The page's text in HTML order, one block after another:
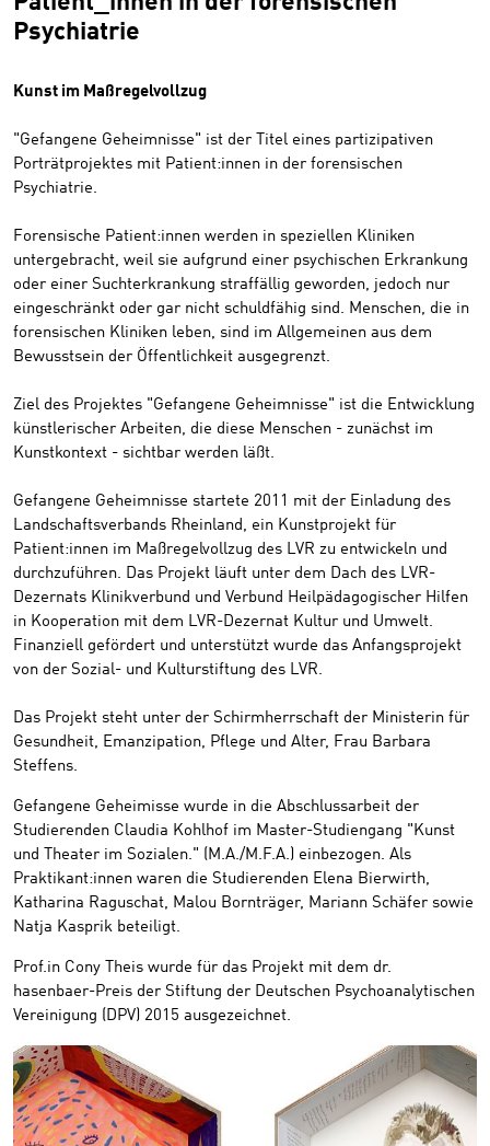
Psychiatrie
Kunst im Maßregelvollzug
"Gefangene Geheimnisse" ist der Titel eines partizipativen
Porträtprojektes mit Patient:innen in der forensischen
Psychiatrie.
Forensische Patient:innen werden in speziellen Kliniken
untergebracht, weil sie aufgrund einer psychischen Erkrankung
oder einer Suchterkrankung straffällig geworden, jedoch nur
eingeschränkt oder gar nicht schuldfähig sind. Menschen, die in
forensischen Kliniken leben, sind im Allgemeinen aus dem
Bewusstsein der Öffentlichkeit ausgegrenzt.
Ziel des Projektes "Gefangene Geheimnisse" ist die Entwicklung
künstlerischer Arbeiten, die diese Menschen - zunächst im
Kunstkontext - sichtbar werden läßt.
Gefangene Geheimnisse startete 2011 mit der Einladung des
Landschaftsverbands Rheinland, ein Kunstprojekt für
Patient:innen im Maßregelvollzug des LVR zu entwickeln und
durchzuführen. Das Projekt läuft unter dem Dach des LVR-
Dezernats Klinikverbund und Verbund Heilpädagogischer Hilfen
in Kooperation mit dem LVR-Dezernat Kultur und Umwelt.
Finanziell gefördert und unterstützt wurde das Anfangsprojekt
von der Sozial- und Kulturstiftung des LVR.
Das Projekt steht unter der Schirmherrschaft der Ministerin für
Gesundheit, Emanzipation, Pflege und Alter, Frau Barbara
Steffens.
Gefangene Geheimisse wurde in die Abschlussarbeit der
Studierenden Claudia Kohlhof im Master-Studiengang "Kunst
und Theater im Sozialen." (M.A./M.F.A.) einbezogen. Als
Praktikant:innen waren die Studierenden Elena Bierwirth,
Katharina Raguschat, Malou Bornträger, Mariann Schäfer sowie
Natja Kasprik beteiligt.
Prof.in Cony Theis wurde für das Projekt mit dem dr.
hasenbaer-Preis der Stiftung der Deutschen Psychoanalytischen
Vereinigung (DPV) 2015 ausgezeichnet.